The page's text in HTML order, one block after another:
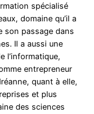
spécialisé
domaine qu’il a
son passage dans
Il a aussi une
l’informatique,
entrepreneur
quant à elle,
et plus
des sciences